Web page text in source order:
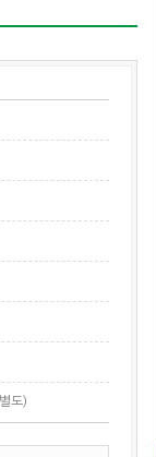
도)